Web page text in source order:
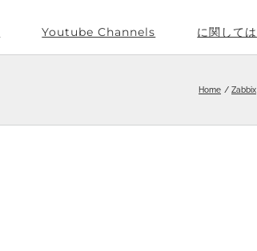
Youtube Channels に関しては
Home Zabbix